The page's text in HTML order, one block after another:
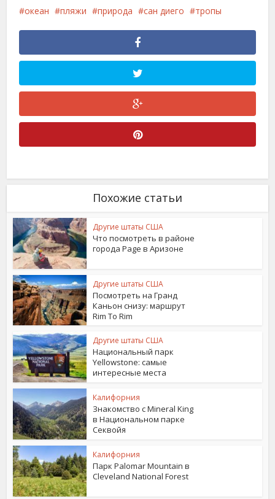
океан пляжи природа сан диего тропы
Похожие статьи
Другие штаты США
Что посмотреть в районе
города Page в Аризоне
Другие штаты США
Посмотреть на Гранд
Каньон снизу: маршрут
Rim To Rim
Другие штаты США
Национальный парк
Yellowstone: самые
интересные места
Калифорния
Знакомство с Mineral King
в Национальном парке
Секвойя
Калифорния
Парк Palomar Mountain в
Cleveland National Forest